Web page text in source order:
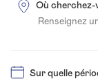
Où cherchez-
Renseignez
Sur quelle